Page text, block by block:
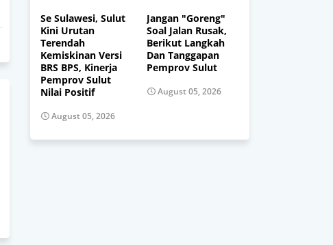
Se Sulawesi, Sulut
Kini Urutan
Terendah
Kemiskinan Versi
BRS BPS, Kinerja
Pemprov Sulut
Nilai Positif
August 05, 2026
Jangan "Goreng"
Soal Jalan Rusak,
Berikut Langkah
Dan Tanggapan
Pemprov Sulut
August 05, 2026